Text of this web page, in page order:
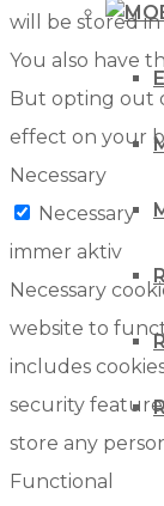
will be stored
You also have
But opting out
effect on your
Necessary
Necessary
immer aktiv
Necessary
website to
includes
security
store any
Functional